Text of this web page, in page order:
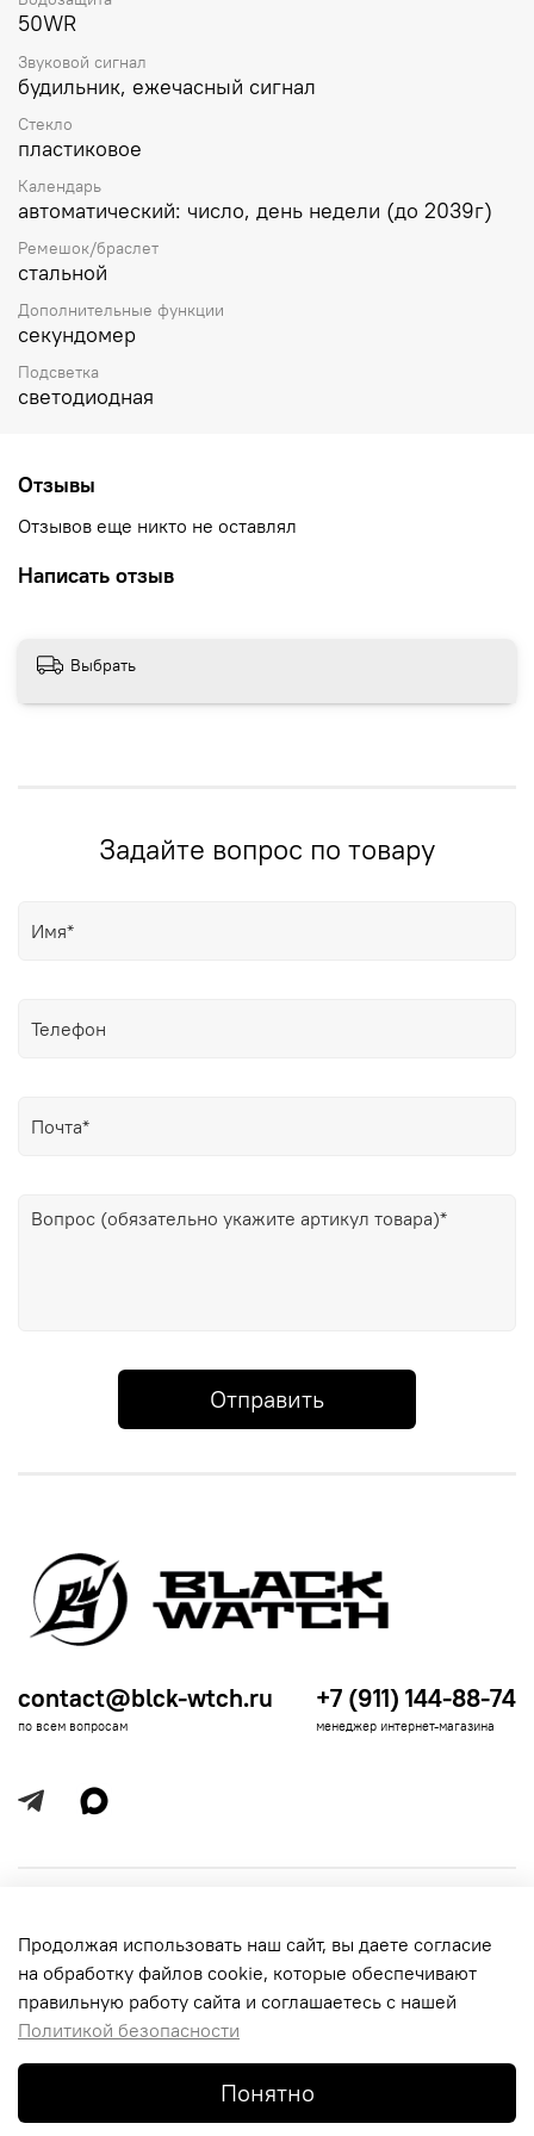
50WR
Звуковой сигнал
будильник, ежечасный сигнал
Стекло
пластиковое
Календарь
автоматический: число, день недели (до 2039г)
Ремешок/браслет
стальной
Дополнительные функции
секундомер
Подсветка
светодиодная
Отзывы
Отзывов еще никто не оставлял
Написать отзыв
Выбрать
Задайте вопрос по товару
Отправить
Информация для покупателей
contact@blck-wtch.ru
по всем вопросам
+7 (911) 144-88-74
менеджер интернет-магазина
© 2016-2026 Black-Watch. Все права защищены.
Продолжая использовать наш сайт, вы даете согласие
на обработку файлов cookie, которые обеспечивают
правильную работу сайта и соглашаетесь с нашей
Политикой безопасности
Понятно
обработки